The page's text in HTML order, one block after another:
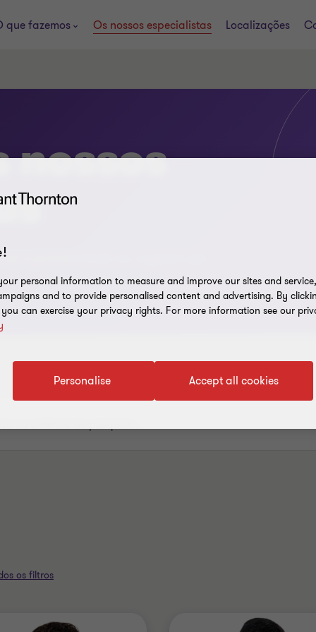
que fazemos Os nossos especialistas Localizações
nossos
e proximidade ao negócio em
os filtros
personal information to measure and improve our sites and
and to provide personalised content and advertising. By
can exercise your privacy rights. For more information see our
Accept all cookies
Personalise